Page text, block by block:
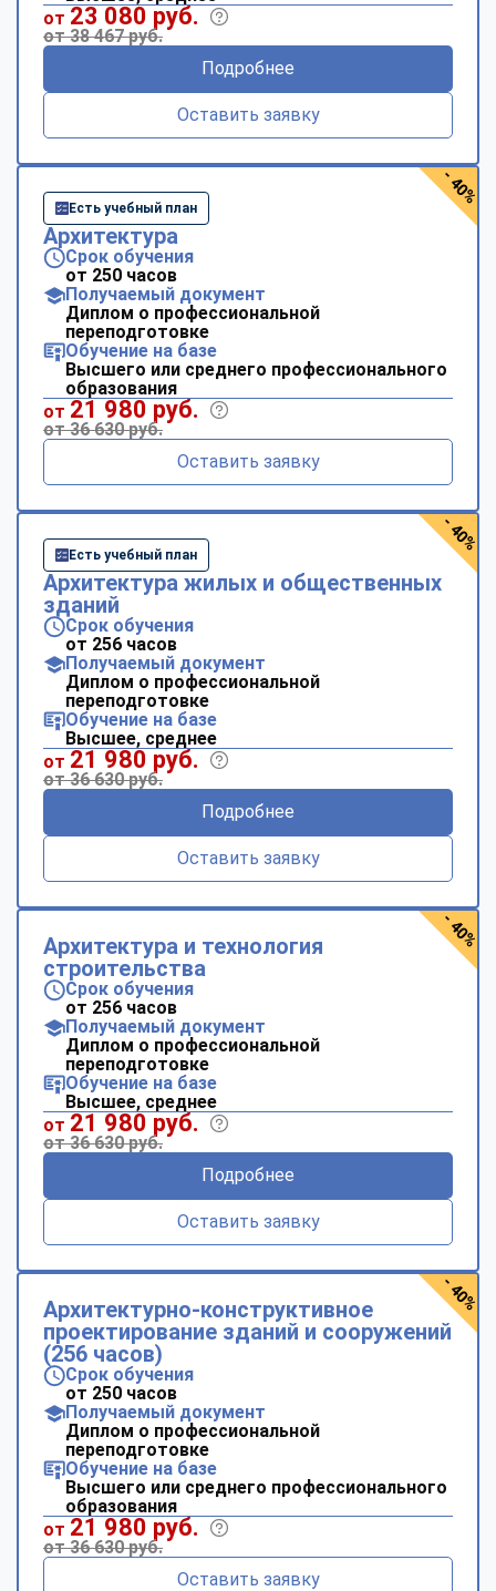
от 23 080 руб.
от 38 467 руб.
Подробнее
Оставить заявку
Есть учебный план
Архитектура
Срок обучения
от 250 часов
Получаемый документ
Диплом о профессиональной
переподготовке
Обучение на базе
Высшего или среднего профессионального
образования
от 21 980 руб.
от 36 630 руб.
Оставить заявку
- 40%
Есть учебный план
Архитектура жилых и общественных
зданий
Срок обучения
от 256 часов
Получаемый документ
Диплом о профессиональной
переподготовке
Обучение на базе
Высшее, среднее
от 21 980 руб.
от 36 630 руб.
Подробнее
Оставить заявку
- 40%
Архитектура и технология
строительства
Срок обучения
от 256 часов
Получаемый документ
Диплом о профессиональной
переподготовке
Обучение на базе
Высшее, среднее
от 21 980 руб.
от 36 630 руб.
Подробнее
Оставить заявку
- 40%
Архитектурно-конструктивное
проектирование зданий и сооружений
(256 часов)
Срок обучения
от 250 часов
Получаемый документ
Диплом о профессиональной
переподготовке
Обучение на базе
Высшего или среднего профессионального
образования
от 21 980 руб.
от 36 630 руб.
Оставить заявку
- 40%